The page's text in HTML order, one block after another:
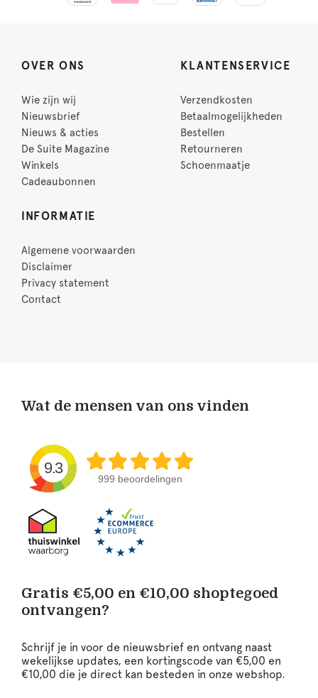
OVER ONS
Wie zijn wij
Nieuwsbrief
Nieuws & acties
De Suite Magazine
Winkels
Cadeaubonnen
KLANTENSERVICE
Verzendkosten
Betaalmogelijkheden
Bestellen
Retourneren
Schoenmaatje
INFORMATIE
Algemene voorwaarden
Disclaimer
Privacy statement
Contact
Wat de mensen van ons vinden
9.3
999 beoordelingen
Gratis €5,00 en €10,00 shoptegoed
ontvangen?
Schrijf je in voor de nieuwsbrief en ontvang naast
wekelijkse updates, een kortingscode van €5,00 en
€10,00 die je direct kan besteden in onze webshop.